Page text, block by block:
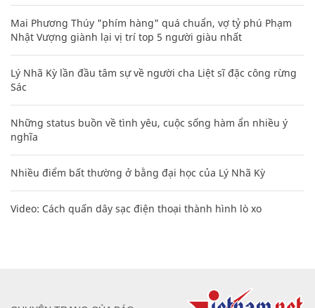
Mai Phương Thúy "phím hàng" quá chuẩn, vợ tỷ phú Phạm
Nhật Vượng giành lại vị trí top 5 người giàu nhất
Lý Nhã Kỳ lần đầu tâm sự về người cha Liệt sĩ đặc công rừng
Sác
Những status buồn về tình yêu, cuộc sống hàm ẩn nhiều ý
nghĩa
Nhiều điểm bất thường ở bằng đại học của Lý Nhã Kỳ
Video: Cách quấn dây sạc điện thoại thành hình lò xo